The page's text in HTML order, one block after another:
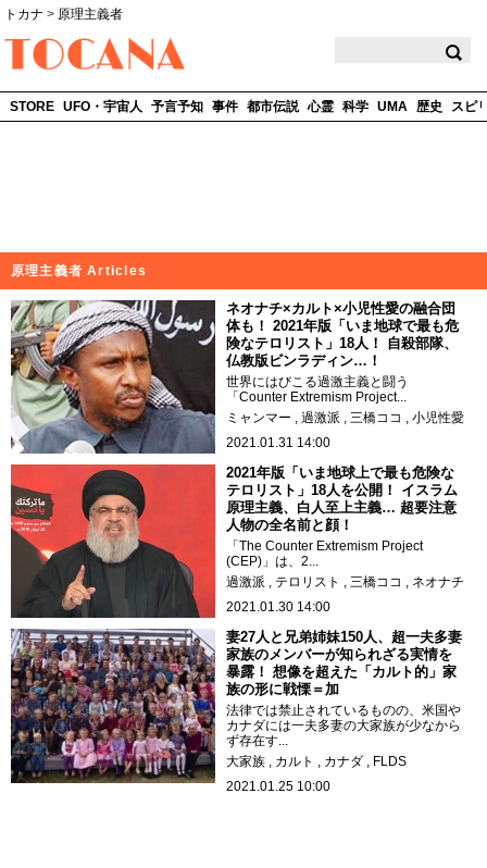
トカナ > 原理主義者
STORE UFO・宇宙人 予言予知 事件 都市伝説 心霊 科学 UMA 歴史 スピ
原理主義者 Articles
ネオナチ×カルト×小児性愛の融合団
体も！ 2021年版「いま地球で最も危
険なテロリスト」18人！ 自殺部隊、
仏教版ビンラディン…！
世界にはびこる過激主義と闘う
「Counter Extremism Project...
ミャンマー
過激派 三橋ココ
小児性愛
2021.01.31 14:00
2021年版「いま地球上で最も危険な
テロリスト」18人を公開！ イスラム
原理主義、白人至上主義… 超要注意
人物の全名前と顔！
「The Counter Extremism Project
(CEP)」は、2...
過激派
テロリスト 三橋ココ
ネオナチ
2021.01.30 14:00
妻27人と兄弟姉妹150人、超一夫多妻
家族のメンバーが知られざる実情を
暴露！ 想像を超えた「カルト的」家
族の形に戦慄＝加
法律では禁止されているものの、米国や
カナダには一夫多妻の大家族が少なから
ず存在す...
大家族
カルト カナダ
FLDS
2021.01.25 10:00